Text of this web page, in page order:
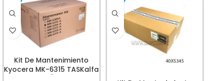
Kit De Mantenimiento
Kyocera MK-6315 TASKalfa